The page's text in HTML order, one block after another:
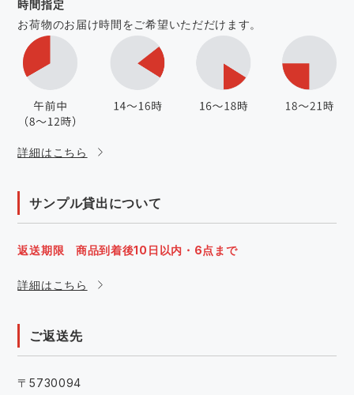
時間指定
お荷物のお届け時間をご希望いただだけます。
詳細はこちら
サンプル貸出について
返送期限 商品到着後10日以内・6点まで
詳細はこちら
ご返送先
〒5730094